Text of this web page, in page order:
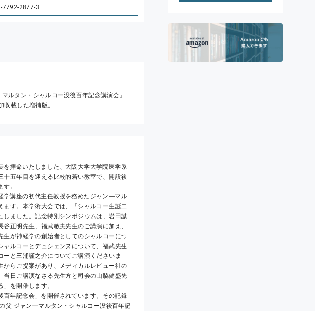
7792-2877-3
ルタン・シャルコー没後百年記念講演会』
載した増補版。
五年目を迎える比較的若い教室で、開設後
。
ます。本学術大会では、「シャルコー生誕二
ました。記念特別シンポジウムは、岩田誠
正明先生、福武敏夫先生のご講演に加え、
が神経学の創始者としてのシャルコーにつ
ルコーとデュシェンヌについて、福武先生
と三浦謹之介についてご講演くださいま
らご提案があり、メディカルレビュー社の
日ご講演なさる先生方と司会の山脇健盛先
を開催します。
父 ジャン―マルタン・シャルコー没後百年記